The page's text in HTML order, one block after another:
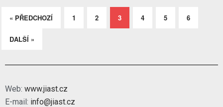
« PŘEDCHOZÍ 1 2 3 4 5 6
DALŠÍ »
Web: www.jiast.cz
E-mail: info@jiast.cz